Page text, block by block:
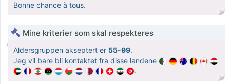
Bonne chance à tous.
Mine kriterier som skal respekteres
Aldersgruppen akseptert er 55-99.
Jeg vil bare bli kontaktet fra disse landene
.